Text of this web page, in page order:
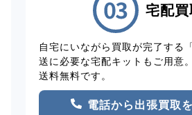
宅配買
自宅にいながら買取が完了する
送に必要な宅配キットもご用意
送料無料です。
電話から出張買取